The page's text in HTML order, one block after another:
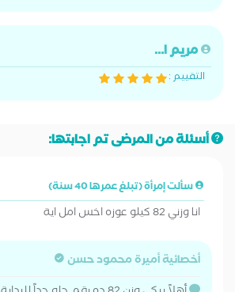
مريم ا...
التقييم :
أسئلة من المرضى تم اجابتها:
سألت إمرأة (تبلغ عمرها 40 سنة)
انا وزني 82 كيلو عوزه اخس امل اية
أخصائية أميرة محمود حسن